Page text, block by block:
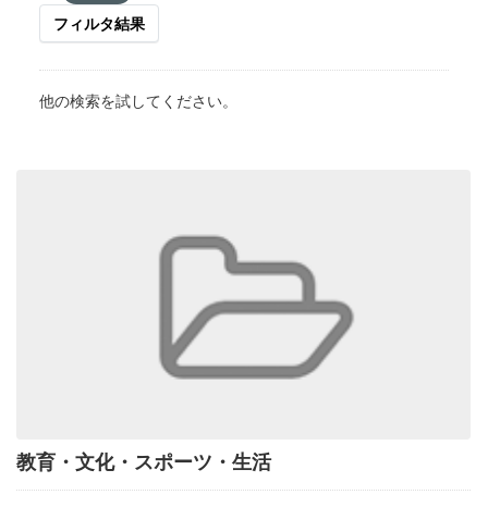
教育・文化・スポーツ・生活
フィルタ結果
他の検索を試してください。